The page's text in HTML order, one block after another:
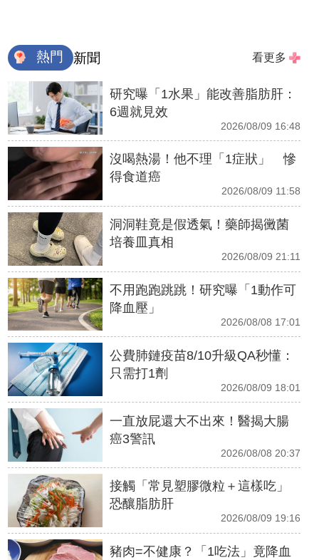
熱門 新聞 看更多
研究曝「1水果」能改善脂肪肝：
6週就見效
2026/08/09 16:48
沒喝熱湯！他不理「1症狀」 慘
得食道癌
2026/08/09 11:58
洞洞鞋竟是假透氣！藥師揭黴菌
培養皿真相
2026/08/09 21:11
不用跑跑跳跳！研究曝「1動作可
降血壓」
2026/08/08 17:01
公費肺鏈疫苗8/10升級QA秒懂：
只需打1劑
2026/08/09 18:01
一直放屁還大不出來！醫揭大腸
癌3警訊
2026/08/08 20:37
接觸「常見塑膠微粒＋這樣吃」
恐釀脂肪肝
2026/08/09 19:16
豬肉=不健康？「1吃法」竟降血